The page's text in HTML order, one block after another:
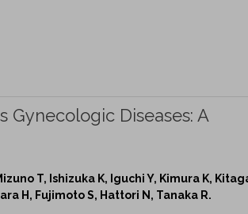
Diseases: A
T, Ishizuka K, Iguchi Y, Kimura K,
H, Fujimoto S, Hattori N, Tanaka R.